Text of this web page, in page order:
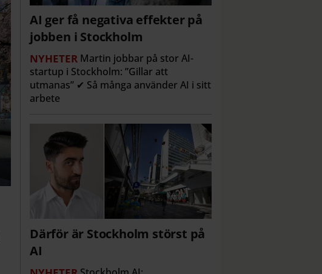
AI ger få negativa effekter på
jobben i Stockholm
NYHETER Martin jobbar på stor AI-
startup i Stockholm: ”Gillar att
utmanas” ✔ Så många använder AI i sitt
arbete
Därför är Stockholm störst på
AI